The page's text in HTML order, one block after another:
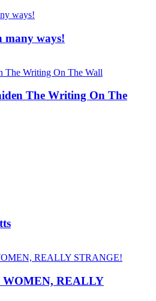
many ways!
The Writing On The
WOMEN, REALLY